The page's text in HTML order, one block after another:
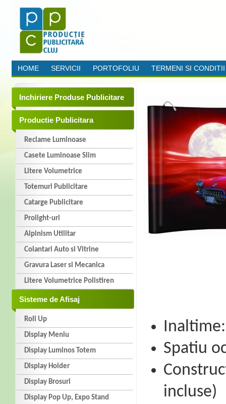
HOME SERVICII PORTOFOLIU TERMENI SI CONDITII
Inchiriere Produse Publicitare
Productie Publicitara
Reclame Luminoase
Casete Luminoase Slim
Litere Volumetrice
Totemuri Publicitare
Catarge Publicitare
Prolight-uri
Alpinism Utilitar
Colantari Auto si Vitrine
Gravura Laser si Mecanica
Litere Volumetrice Polistiren
Sisteme de Afisaj
Roll Up
Display Meniu
Display Luminos Totem
Display Holder
Display Brosuri
Display Pop Up, Expo Stand
Spatiu
incluse)